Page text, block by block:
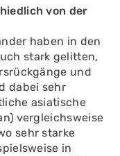
von der
haben in den
stark gelitten,
und
dabei sehr
asiatische
vergleichsweise
sehr starke
in